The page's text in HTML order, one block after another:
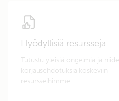
Hyödyllisiä resursseja
Tutustu yleisiä ongelmia ja
korjausehdotuksia koskeviin
resursseihimme.